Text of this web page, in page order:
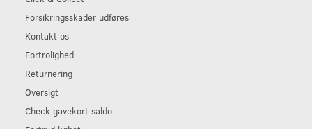
Forsikringsskader udføres
Kontakt os
Fortrolighed
Returnering
Oversigt
Check gavekort saldo